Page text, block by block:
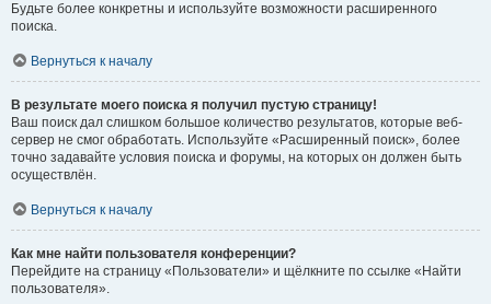
Будьте более конкретны и используйте возможности расширенного
поиска.
Вернуться к началу
В результате моего поиска я получил пустую страницу!
Ваш поиск дал слишком большое количество результатов, которые веб-
сервер не смог обработать. Используйте «Расширенный поиск», более
точно задавайте условия поиска и форумы, на которых он должен быть
осуществлён.
Вернуться к началу
Как мне найти пользователя конференции?
Перейдите на страницу «Пользователи» и щёлкните по ссылке «Найти
пользователя».